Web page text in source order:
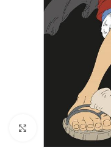
Click to enlarge